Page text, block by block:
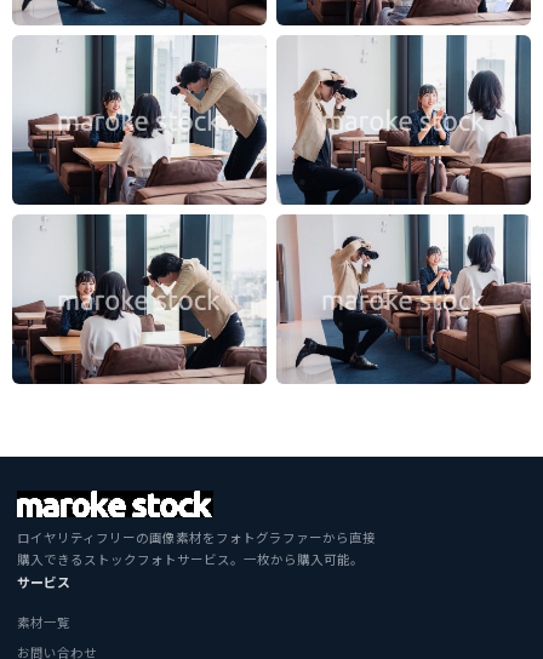
ロイヤリティフリーの画像素材をフォトグラファーから直接
購入できるストックフォトサービス。一枚から購入可能。
サービス
素材一覧
お問い合わせ